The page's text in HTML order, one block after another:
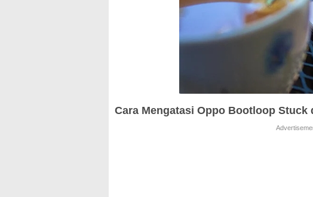
Cara Mengatasi Oppo Bootloop Stuck